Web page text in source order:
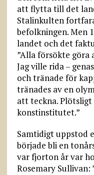
att flytta till det
Stalinkulten
befolkningen. Men
landet och det
”Alla försökte göra
Jag ville rida –
och tränade för
tränades av en
att teckna.
konstinstitutet.”
Samtidigt uppstod
började bli en
var fjorton år var
Rosemary